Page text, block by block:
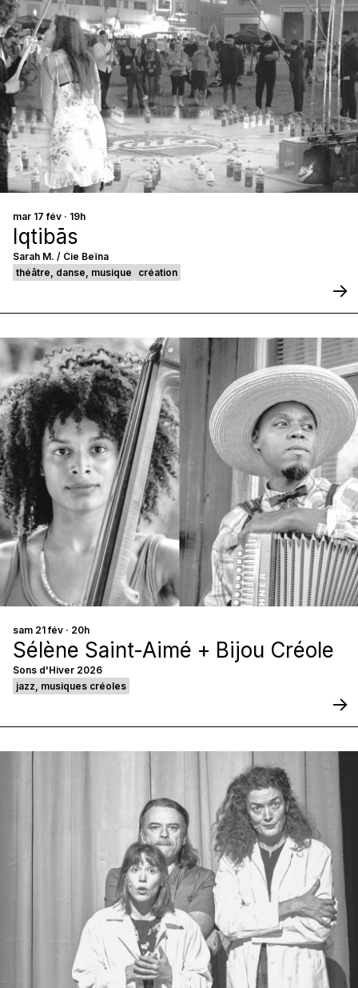
Iqtibās
mar 17 fév · 19h
Sarah M. / Cie Beïna
théâtre, danse, musique
création
Sélène Saint-Aimé + Bijou Créole
sam 21 fév · 20h
Sons d'Hiver 2026
jazz, musiques créoles